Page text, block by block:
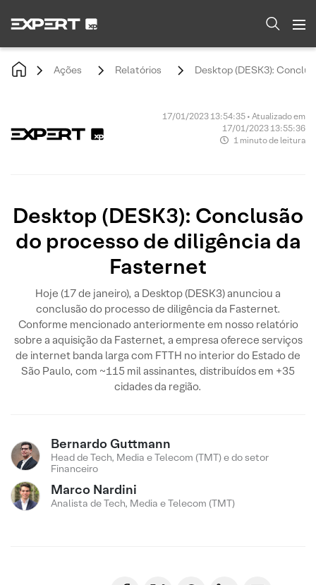
Ações Relatórios Desktop (DESK3):
17/01/2023 13:54:35 • Atualizado em
17/01/2023 13:55:36
1 minuto de leitura
Desktop (DESK3): Conclusão
do processo de diligência da
Fasternet
Hoje (17 de janeiro), a Desktop (DESK3) anunciou a
conclusão do processo de diligência da Fasternet.
Conforme mencionado anteriormente em nosso relatório
sobre a aquisição da Fasternet, a empresa oferece serviços
de internet banda larga com FTTH no interior do Estado de
São Paulo, com ~115 mil assinantes, distribuídos em +35
cidades da região.
Bernardo Guttmann
Head de Tech, Media e Telecom (TMT) e do setor
Financeiro
Marco Nardini
Analista de Tech, Media e Telecom (TMT)